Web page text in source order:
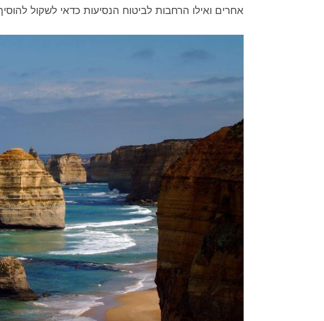
אחרים ואילו הרחבות לביטוח הנסיעות כדאי לשקול